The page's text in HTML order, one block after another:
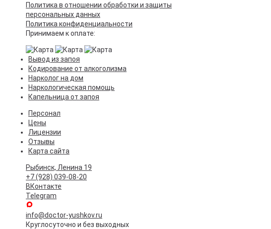
Политика в отношении обработки и защиты
персональных данных
Политика конфиденциальности
Принимаем к оплате:
Вывод из запоя
Кодирование от алкоголизма
Нарколог на дом
Наркологическая помощь
Капельница от запоя
Персонал
Цены
Лицензии
Отзывы
Карта сайта
Рыбинск, Ленина 19
+7 (928) 039-08-20
ВКонтакте
Telegram
info@doctor-yushkov.ru
Круглосуточно и без выходных